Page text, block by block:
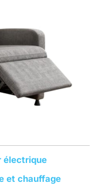
électrique
et chauffage